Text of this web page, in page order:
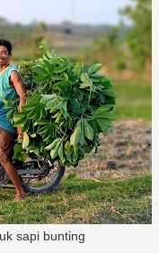
sapi bunting